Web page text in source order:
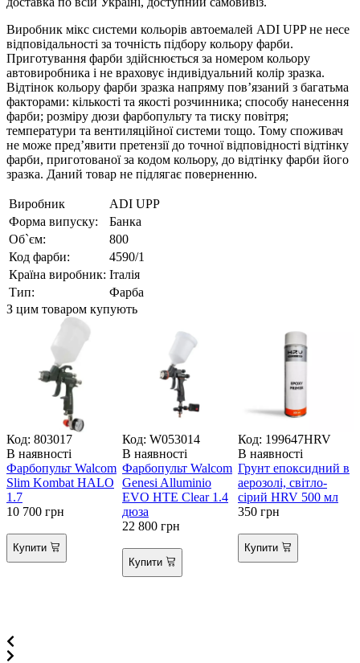
Виробник мікс системи кольорів автоемалей ADI UPP не несе
відповідальності за точність підбору кольору фарби.
Приготування фарби здійснюється за номером кольору
автовиробника і не враховує індивідуальний колір зразка.
Відтінок кольору фарби зразка напряму пов’язаний з багатьма
факторами: кількості та якості розчинника; способу нанесення
фарби; розміру дюзи фарбопульту та тиску повітря;
температури та вентиляційної системи тощо. Тому споживач
не може пред’явити претензії до точної відповідності відтінку
фарби, приготованої за кодом кольору, до відтінку фарби його
зразка. Даний товар не підлягає поверненню.
Виробник
ADI UPP
Форма випуску:
Банка
Об`єм:
800
Код фарби:
4590/1
Країна виробник: Італія
Тип:
Фарба
З цим товаром купують
Код: 803017
В наявності
Фарбопульт Walcom
Slim Kombat HALO
1.7
10 700 грн
Купити
Код: W053014
В наявності
Фарбопульт Walcom
Genesi Alluminio
EVO HTE Clear 1.4
дюза
22 800 грн
Купити
Код: 199647HRV
В наявності
Грунт епоксидний в
аерозолі, світло-
сірий HRV 500 мл
350 грн
Купити